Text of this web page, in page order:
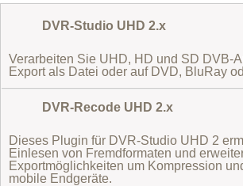
DVR-Studio UHD 2.x
Verarbeiten Sie UHD, HD und SD DVB-
Export als Datei oder auf DVD, BluRay
DVR-Recode UHD 2.x
Dieses Plugin für DVR-Studio UHD 2
Einlesen von Fremdformaten und
Exportmöglichkeiten um Kompression
mobile Endgeräte.